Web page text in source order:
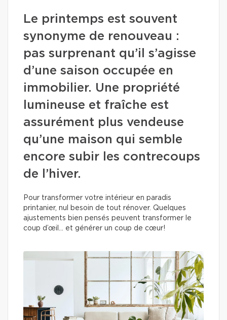
Le printemps est souvent
synonyme de renouveau :
pas surprenant qu’il s’agisse
d’une saison occupée en
immobilier. Une propriété
lumineuse et fraîche est
assurément plus vendeuse
qu’une maison qui semble
encore subir les contrecoups
de l’hiver.
Pour transformer votre intérieur en paradis
printanier, nul besoin de tout rénover. Quelques
ajustements bien pensés peuvent transformer le
coup d’œil… et générer un coup de cœur!